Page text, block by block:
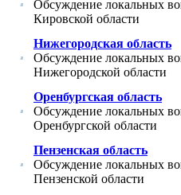
Обсуждение локальных
Кировской области
Нижегородская область
Обсуждение локальных
Нижегородской области
Оренбургская область
Обсуждение локальных
Оренбургской области
Пензенская область
Обсуждение локальных
Пензенской области